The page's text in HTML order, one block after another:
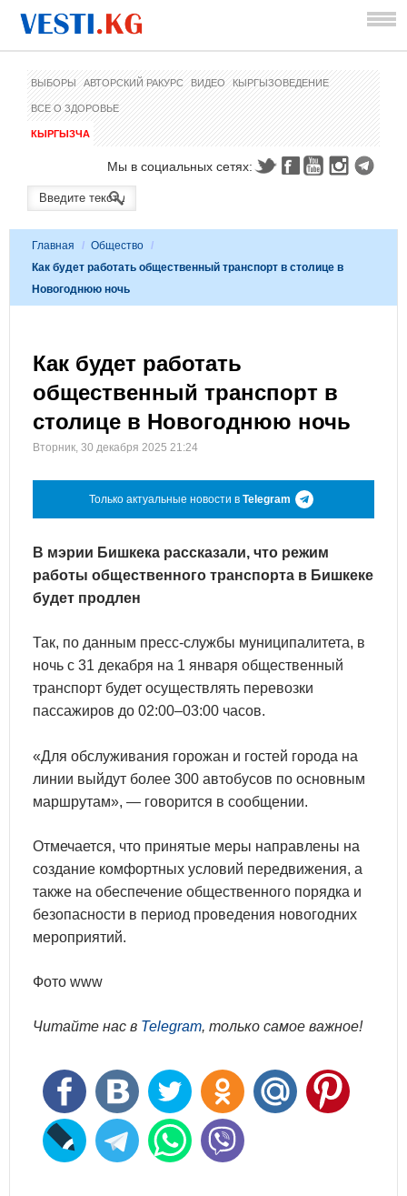
ВЫБОРЫ АВТОРСКИЙ РАКУРС ВИДЕО КЫРГЫЗОВЕДЕНИЕ
ВСЕ О ЗДОРОВЬЕ
КЫРГЫЗЧА
Мы в социальных сетях:
Главная / Общество /
Как будет работать общественный транспорт в столице в
Новогоднюю ночь
Как будет работать
общественный транспорт в
столице в Новогоднюю ночь
Вторник, 30 декабря 2025 21:24
Только актуальные новости в Telegram
В мэрии Бишкека рассказали, что режим
работы общественного транспорта в Бишкеке
будет продлен
Так, по данным пресс-службы муниципалитета, в
ночь с 31 декабря на 1 января общественный
транспорт будет осуществлять перевозки
пассажиров до 02:00–03:00 часов.
«Для обслуживания горожан и гостей города на
линии выйдут более 300 автобусов по основным
маршрутам», — говорится в сообщении.
Отмечается, что принятые меры направлены на
создание комфортных условий передвижения, а
также на обеспечение общественного порядка и
безопасности в период проведения новогодних
мероприятий.
Фото www
Читайте нас в Telegram, только самое важное!